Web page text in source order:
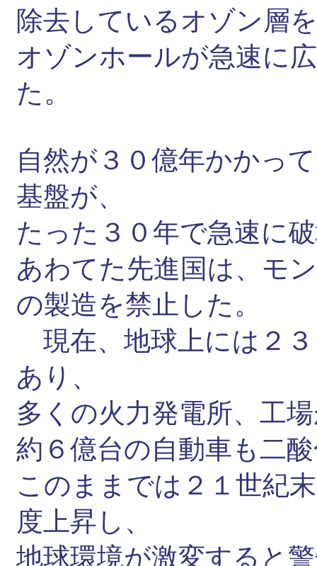
除去しているオゾン層
オゾンホールが急速に
た。
自然が３０億年かかっ
基盤が、
たった３０年で急速に
あわてた先進国は、モ
の製造を禁止した。
現在、地球上には２
あり、
多くの火力発電所、工
約６億台の自動車も二
このままでは２１世紀
度上昇し、
地球環境が激変すると